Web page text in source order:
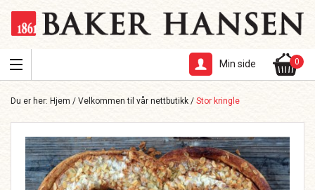
Min side 0
Du er her: Hjem / Velkommen til vår nettbutikk / Stor kringle